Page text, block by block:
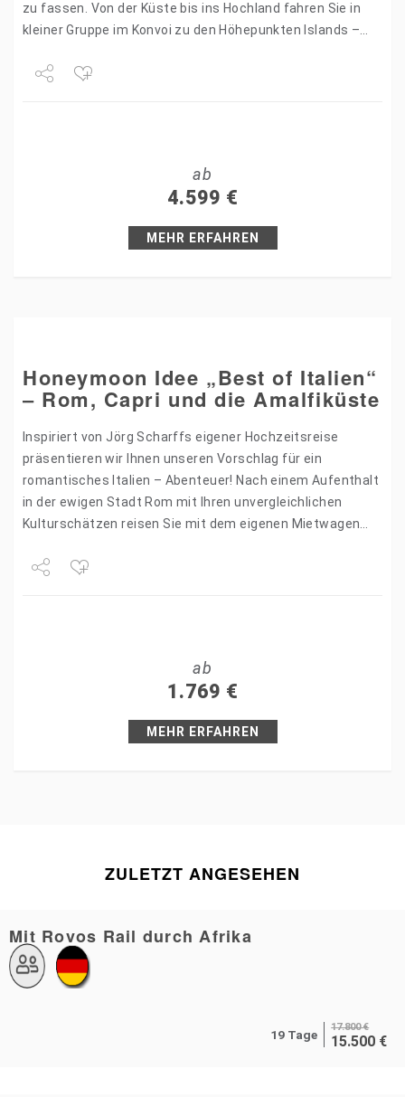
zu fassen. Von der Küste bis ins Hochland fahren Sie in
kleiner Gruppe im Konvoi zu den Höhepunkten Islands –…
ab
4.599 €
MEHR ERFAHREN
Honeymoon Idee „Best of Italien“
– Rom, Capri und die Amalfiküste
Inspiriert von Jörg Scharffs eigener Hochzeitsreise
präsentieren wir Ihnen unseren Vorschlag für ein
romantisches Italien – Abenteuer! Nach einem Aufenthalt
in der ewigen Stadt Rom mit Ihren unvergleichlichen
Kulturschätzen reisen Sie mit dem eigenen Mietwagen
ab
1.769 €
MEHR ERFAHREN
ZULETZT ANGESEHEN
Mit Rovos Rail durch Afrika
19 Tage
17.800 €
15.500 €